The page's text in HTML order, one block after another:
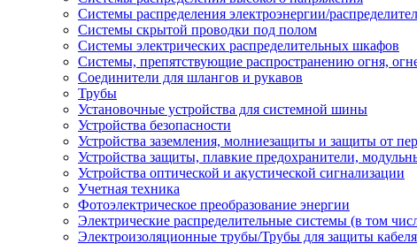
Системы распределения электроэнергии/
Системы скрытой проводки под полом
Системы электрических распределительных шкафов
Системы, препятствующие распространению огня,
Соединители для шлангов и рукавов
Трубы
Установочные устройства для системной шины
Устройства безопасности
Устройства заземления, молниезащиты и защиты от
Устройства защиты, плавкие предохранители,
Устройства оптической и акустической сигнализации
Учетная техника
Фотоэлектрическое преобразование энергии
Электрические распределительные системы (в том
Электроизоляционные трубы/Трубы для защиты кабеля